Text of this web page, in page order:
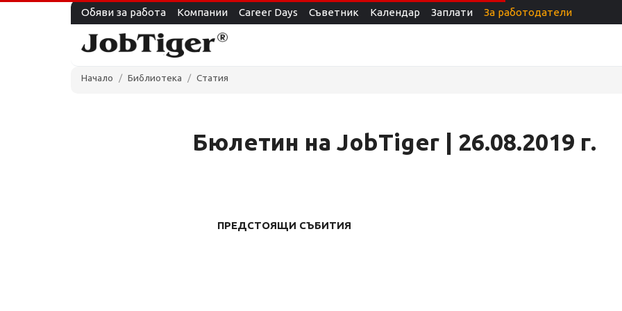
Обяви за работа Компании Career Days Съветник Календар Заплати За работодатели
Начало Библиотека Статия
Бюлетин на JobTiger | 26.08.2019 г.
ПРЕДСТОЯЩИ СЪБИТИЯ